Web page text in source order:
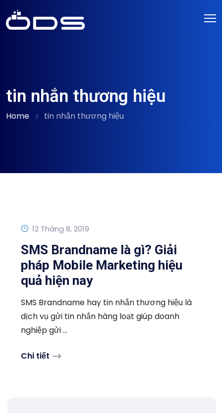
tin nhắn thương hiệu
Home tin nhắn thương hiệu
12 Tháng 8, 2019
SMS Brandname là gì? Giải
pháp Mobile Marketing hiệu
quả hiện nay
SMS Brandname hay tin nhắn thương hiệu là
dịch vụ gửi tin nhắn hàng loạt giúp doanh
nghiệp gửi ...
Chi tiết